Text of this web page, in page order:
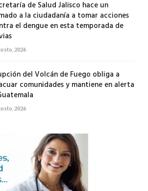
de Salud Jalisco hace un
a la ciudadanía a tomar acciones
el dengue en esta temporada de
2026
del Volcán de Fuego obliga a
comunidades y mantiene en alerta
2026